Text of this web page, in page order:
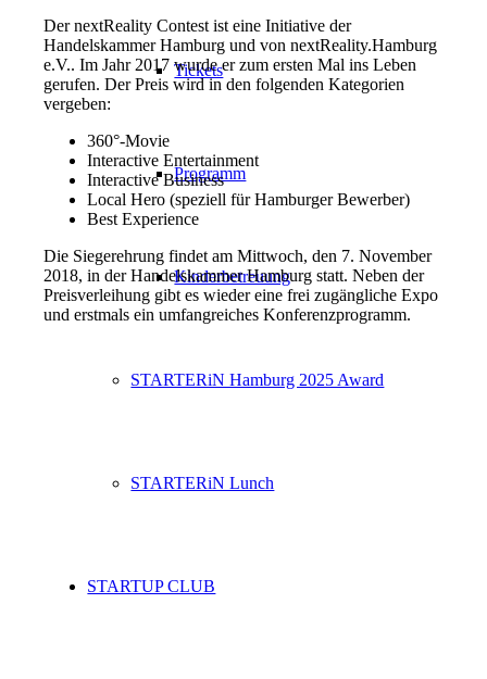
Tickets
Programm
Kinderbetreuung
STARTERiN Hamburg 2025 Award
STARTERiN Lunch
STARTUP CLUB
Der nextReality Contest ist eine Initiative der
Handelskammer Hamburg und von nextReality.Hamburg
e.V.. Im Jahr 2017 wurde er zum ersten Mal ins Leben
gerufen. Der Preis wird in den folgenden Kategorien
vergeben:
360°-Movie
Interactive Entertainment
Interactive Business
Local Hero (speziell für Hamburger Bewerber)
Best Experience
Die Siegerehrung findet am Mittwoch, den 7. November
2018, in der Handelskammer Hamburg statt. Neben der
Preisverleihung gibt es wieder eine frei zugängliche Expo
und erstmals ein umfangreiches Konferenzprogramm.